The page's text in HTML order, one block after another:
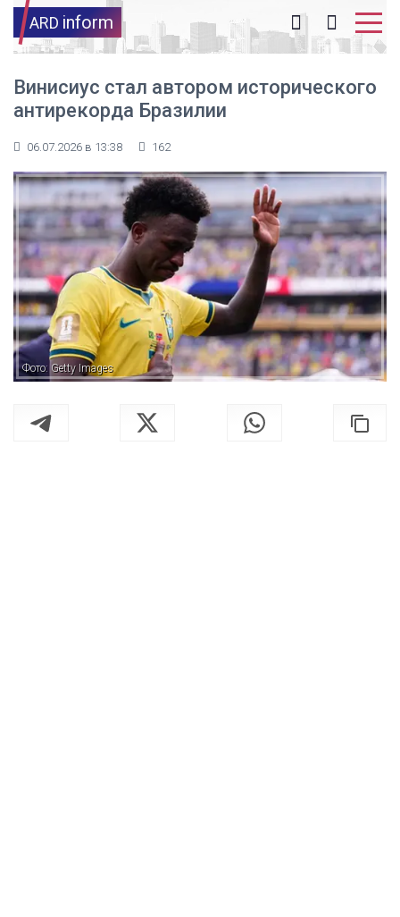
ARD inform
Винисиус стал автором исторического
антирекорда Бразилии
06.07.2026 в 13:38 162
Фото: Getty Images